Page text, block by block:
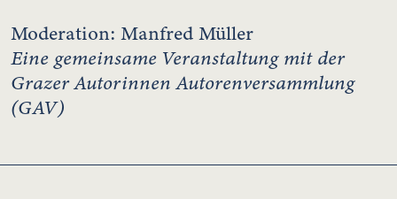
Moderation: Manfred Müller
Eine gemeinsame Veranstaltung mit der
Grazer Autorinnen Autorenversammlung
(GAV)